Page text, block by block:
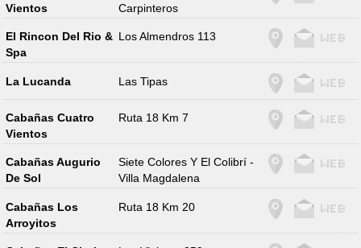
Vientos
Carpinteros
El Rincon Del Rio &
Spa
Los Almendros 113
La Lucanda Las Tipas
Cabañas Cuatro
Vientos
Ruta 18 Km 7
Cabañas Augurio
De Sol
Siete Colores Y El Colibrí -
Villa Magdalena
Cabañas Los
Arroyitos
Ruta 18 Km 20